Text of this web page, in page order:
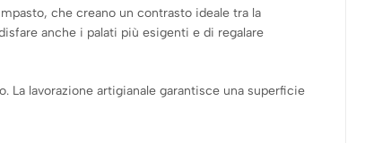
che creano un contrasto ideale tra la
anche i palati più esigenti e di regalare
La lavorazione artigianale garantisce una superficie